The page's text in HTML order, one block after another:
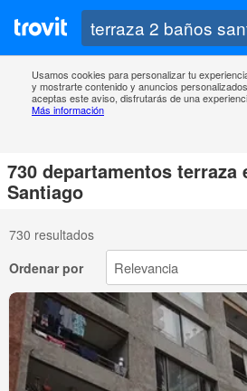
Usamos cookies para personalizar tu
y mostrarte contenido y anuncios
aceptas este aviso, disfrutarás de una
Más información
730 departamentos terraza
Santiago
730 resultados
Ordenar por